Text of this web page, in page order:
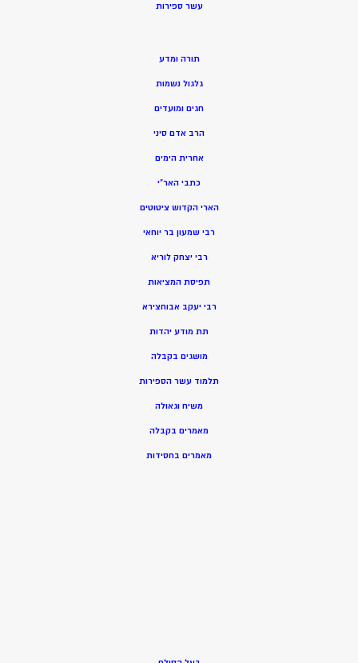
עשר ספירות
תורה ומדע
גלגול נשמות
חגים ומועדים
הרב אדם סיני
אחרית הימים
כתבי האר”י
הארי הקדוש ציטוטים
רבי שמעון בר יוחאי
רבי יצחק לוריא
תפיסת המציאות
רבי יעקב אבוחצירא
תת מודע יהדות
מושגים בקבלה
תלמוד עשר הספירות
משיח וגאולה
מאמרים בקבלה
מאמרים בחסידות